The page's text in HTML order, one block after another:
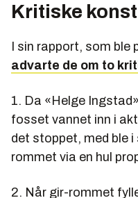
Kritiske
I sin rapport, som ble
advarte de om to
1. Da «Helge
fosset vannet inn i
det stoppet, med ble
rommet via en hul
2. Når gir-rommet